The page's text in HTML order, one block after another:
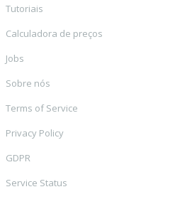
Tutoriais
Calculadora de preços
Jobs
Sobre nós
Terms of Service
Privacy Policy
GDPR
Service Status